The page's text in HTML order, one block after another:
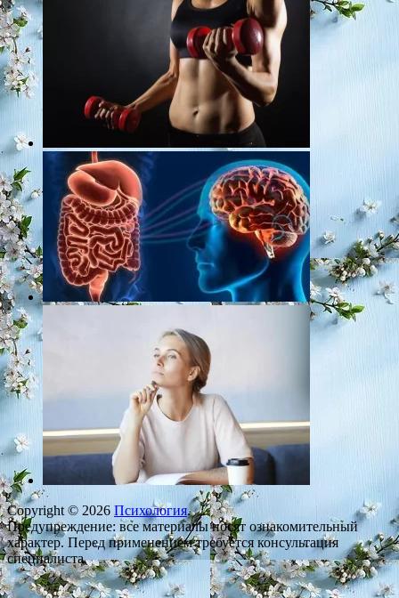
Copyright © 2026 Психология.
Предупреждение: все материалы носят ознакомительный
характер. Перед применением требуется консультация
специалиста.